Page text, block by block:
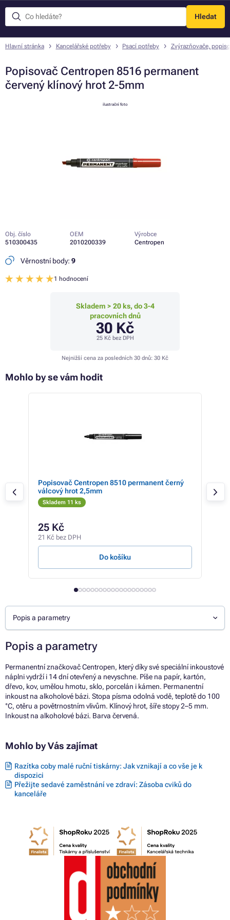
Hledat
Menu
Hlavní stránka Kancelářské potřeby Psací potřeby Zvýrazňovače,
Popisovač Centropen 8516 permanent
červený klínový hrot 2-5mm
ilustrační foto
Obj. číslo
510300435
OEM
2010200339
Výrobce
Centropen
Věrnostní body: 9
1 hodnocení
Skladem > 20 ks, do 3-4
pracovních dnů
30 Kč
25 Kčbez DPH
Nejnižší cena za posledních 30 dnů: 30 Kč
Mohlo by se vám hodit
Popisovač Centropen 8510 permanent černý
válcový hrot 2,5mm
Skladem 11 ks
25 Kč
21 Kč bez DPH
Do košíku
Popis a parametry
Popis a parametry
Permanentní značkovač Centropen, který díky své speciální inkoustové
náplni vydrží i 14 dní otevřený a nevyschne. Píše na papír, kartón,
dřevo, kov, umělou hmotu, sklo, porcelán i kámen. Permanentní
inkoust na alkoholové bázi. Stopa písma odolná vodě, teplotě do 100
°C, otěru a povětrnostním vlivům. Klínový hrot, šíře stopy 2–5 mm.
Inkoust na alkoholové bázi. Barva červená.
Mohlo by Vás zajímat
Razítka coby malé ruční tiskárny: Jak vznikají a co vše je k
dispozici
Přežijte sedavé zaměstnání ve zdraví: Zásoba cviků do
kanceláře